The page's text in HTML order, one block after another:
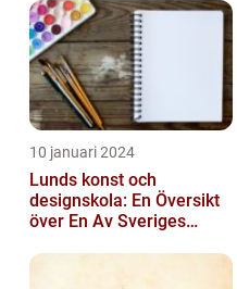
10 januari 2024
Lunds konst och
designskola: En Översikt
över En Av Sveriges
Utbildningsanstalter inom